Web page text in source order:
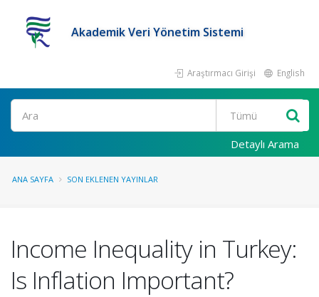
Akademik Veri Yönetim Sistemi
Araştırmacı Girişi English
Ara
Detaylı Arama
ANA SAYFA SON EKLENEN YAYINLAR
Income Inequality in Turkey:
Is Inflation Important?